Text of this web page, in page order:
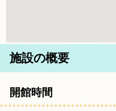
施設の概要
開館時間